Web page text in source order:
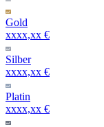
Gold
xxxx,xx €
Silber
xxxx,xx €
Platin
xxxx,xx €